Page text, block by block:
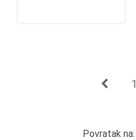
1
Povratak na: